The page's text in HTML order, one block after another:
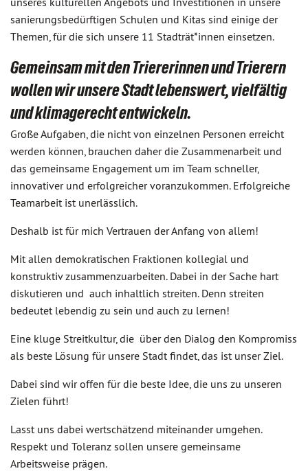
sanierungsbedürftigen Schulen und Kitas sind einige der
Themen, für die sich unsere 11 Stadträt*innen einsetzen.
Gemeinsam mit den Triererinnen und Trierern
wollen wir unsere Stadt lebenswert, vielfältig
und klimagerecht entwickeln.
Große Aufgaben, die nicht von einzelnen Personen erreicht
werden können, brauchen daher die Zusammenarbeit und
das gemeinsame Engagement um im Team schneller,
innovativer und erfolgreicher voranzukommen. Erfolgreiche
Teamarbeit ist unerlässlich.
Deshalb ist für mich Vertrauen der Anfang von allem!
Mit allen demokratischen Fraktionen kollegial und
konstruktiv zusammenzuarbeiten. Dabei in der Sache hart
diskutieren und auch inhaltlich streiten. Denn streiten
bedeutet lebendig zu sein und auch zu lernen!
Eine kluge Streitkultur, die über den Dialog den Kompromiss
als beste Lösung für unsere Stadt findet, das ist unser Ziel.
Dabei sind wir offen für die beste Idee, die uns zu unseren
Zielen führt!
Lasst uns dabei wertschätzend miteinander umgehen.
Respekt und Toleranz sollen unsere gemeinsame
Arbeitsweise prägen.